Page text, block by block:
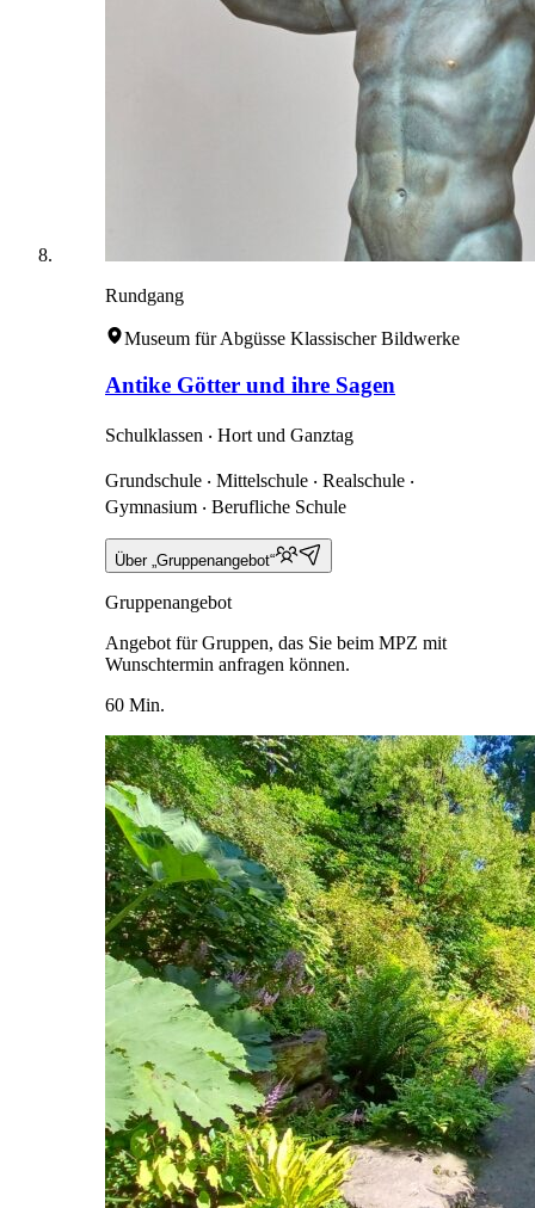
Rundgang
Museum für Abgüsse Klassischer Bildwerke
Antike Götter und ihre Sagen
Schulklassen ‧ Hort und Ganztag
Grundschule ‧ Mittelschule ‧ Realschule ‧
Gymnasium ‧ Berufliche Schule
Über „Gruppenangebot“
Gruppenangebot
Angebot für Gruppen, das Sie beim MPZ mit
Wunschtermin anfragen können.
60 Min.